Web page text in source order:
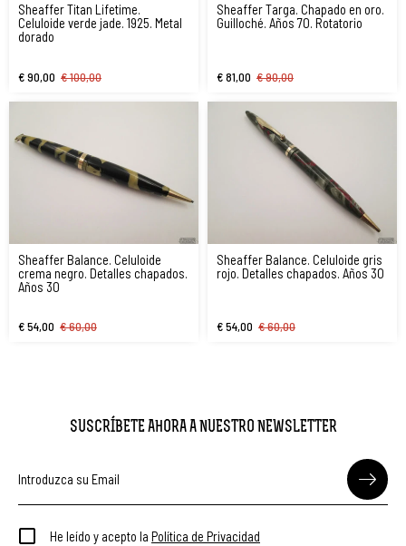
Sheaffer Titan Lifetime.
Celuloide verde jade. 1925. Metal
dorado
€ 90,00 € 100,00
Sheaffer Targa. Chapado en oro.
Guilloché. Años 70. Rotatorio
€ 81,00 € 90,00
Sheaffer Balance. Celuloide
crema negro. Detalles chapados.
Años 30
€ 54,00 € 60,00
Sheaffer Balance. Celuloide gris
rojo. Detalles chapados. Años 30
€ 54,00 € 60,00
SUSCRÍBETE AHORA A NUESTRO NEWSLETTER
He leído y acepto la Política de Privacidad